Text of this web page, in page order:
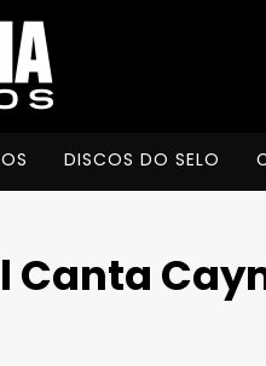
DISCOS DO SELO
Canta